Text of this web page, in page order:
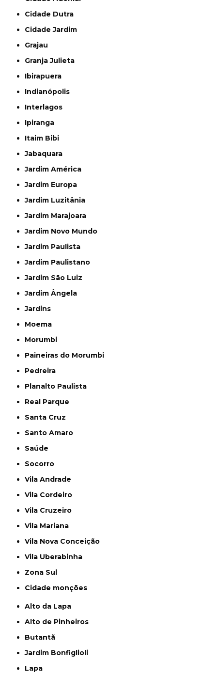
Cidade Dutra
Cidade Jardim
Grajau
Granja Julieta
Ibirapuera
Indianópolis
Interlagos
Ipiranga
Itaim Bibi
Jabaquara
Jardim América
Jardim Europa
Jardim Luzitânia
Jardim Marajoara
Jardim Novo Mundo
Jardim Paulista
Jardim Paulistano
Jardim São Luiz
Jardim Ângela
Jardins
Moema
Morumbi
Paineiras do Morumbi
Pedreira
Planalto Paulista
Real Parque
Santa Cruz
Santo Amaro
Saúde
Socorro
Vila Andrade
Vila Cordeiro
Vila Cruzeiro
Vila Mariana
Vila Nova Conceição
Vila Uberabinha
Zona Sul
cidade monções
Alto da Lapa
Alto de Pinheiros
Butantã
Jardim Bonfiglioli
Lapa